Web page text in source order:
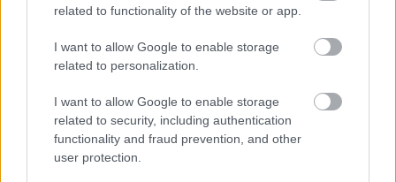
related to functionality of the website or app.
I want to allow Google to enable storage
related to personalization.
I want to allow Google to enable storage
related to security, including authentication
functionality and fraud prevention, and other
user protection.